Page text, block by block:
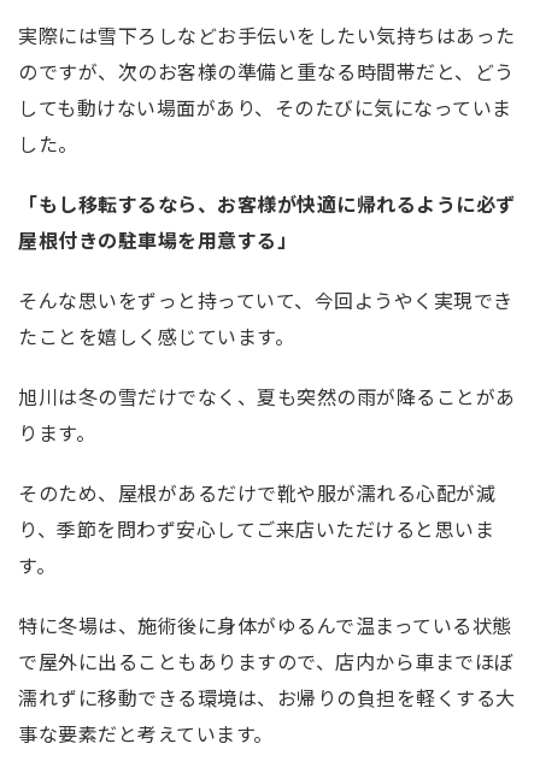
実際には雪下ろしなどお手伝いをしたい気持ちはあった
のですが、次のお客様の準備と重なる時間帯だと、どう
しても動けない場面があり、そのたびに気になっていま
した。
「もし移転するなら、お客様が快適に帰れるように必ず
屋根付きの駐車場を用意する」
そんな思いをずっと持っていて、今回ようやく実現でき
たことを嬉しく感じています。
旭川は冬の雪だけでなく、夏も突然の雨が降ることがあ
ります。
そのため、屋根があるだけで靴や服が濡れる心配が減
り、季節を問わず安心してご来店いただけると思いま
す。
特に冬場は、施術後に身体がゆるんで温まっている状態
で屋外に出ることもありますので、店内から車までほぼ
濡れずに移動できる環境は、お帰りの負担を軽くする大
事な要素だと考えています。